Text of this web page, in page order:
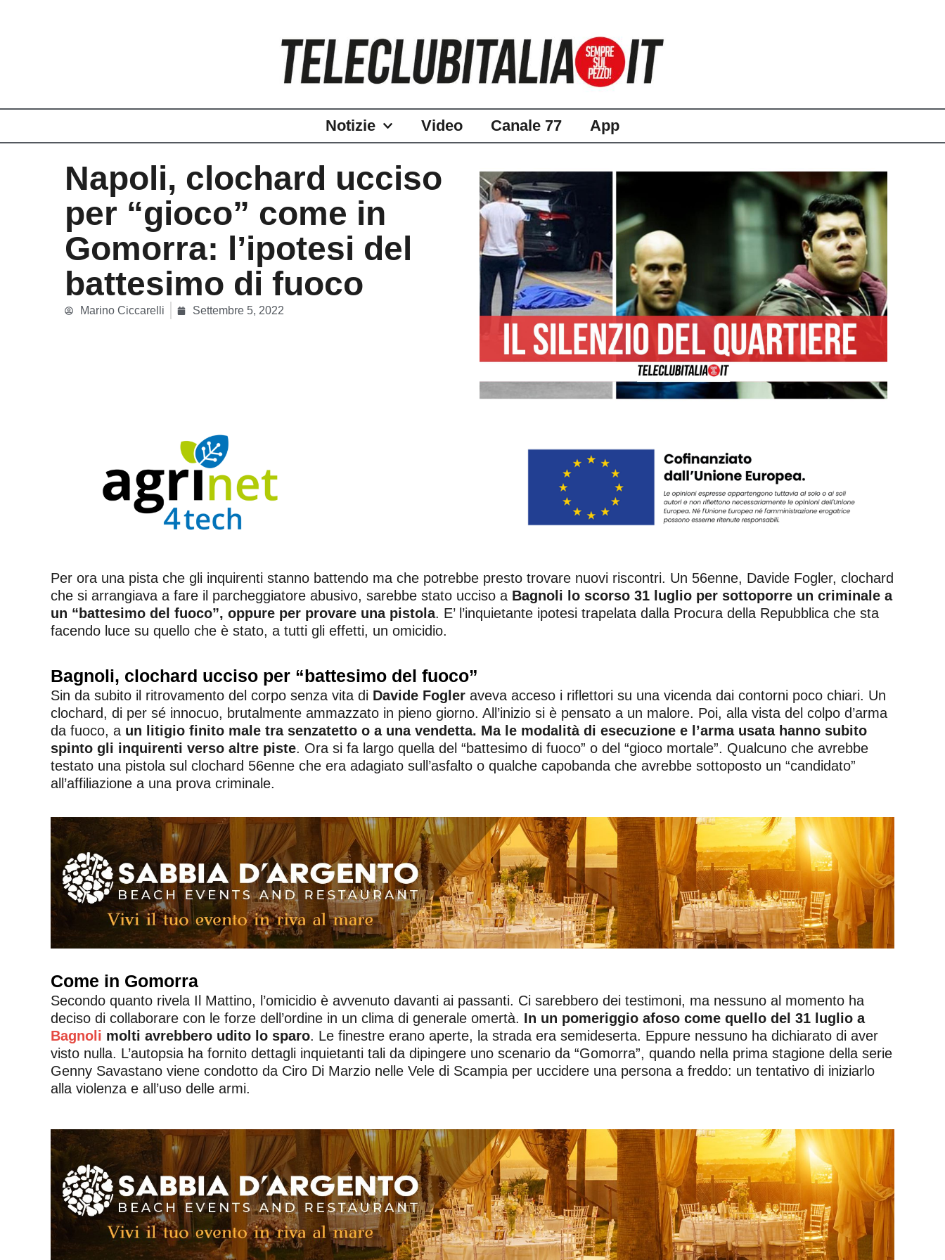
Notizie Video Canale 77 App
Napoli, clochard ucciso
per “gioco” come in
Gomorra: l’ipotesi del
battesimo di fuoco
Marino Ciccarelli Settembre 5, 2022
Per ora una pista che gli inquirenti stanno battendo ma che potrebbe presto trovare nuovi riscontri. Un 56enne, Davide Fogler, clochard
che si arrangiava a fare il parcheggiatore abusivo, sarebbe stato ucciso a Bagnoli lo scorso 31 luglio per sottoporre un criminale a
un “battesimo del fuoco”, oppure per provare una pistola. E’ l’inquietante ipotesi trapelata dalla Procura della Repubblica che sta
facendo luce su quello che è stato, a tutti gli effetti, un omicidio.
Bagnoli, clochard ucciso per “battesimo del fuoco”
Sin da subito il ritrovamento del corpo senza vita di Davide Fogler aveva acceso i riflettori su una vicenda dai contorni poco chiari. Un
clochard, di per sé innocuo, brutalmente ammazzato in pieno giorno. All’inizio si è pensato a un malore. Poi, alla vista del colpo d’arma
da fuoco, a un litigio finito male tra senzatetto o a una vendetta. Ma le modalità di esecuzione e l’arma usata hanno subito
spinto gli inquirenti verso altre piste. Ora si fa largo quella del “battesimo di fuoco” o del “gioco mortale”. Qualcuno che avrebbe
testato una pistola sul clochard 56enne che era adagiato sull’asfalto o qualche capobanda che avrebbe sottoposto un “candidato”
all’affiliazione a una prova criminale.
Come in Gomorra
Secondo quanto rivela Il Mattino, l’omicidio è avvenuto davanti ai passanti. Ci sarebbero dei testimoni, ma nessuno al momento ha
deciso di collaborare con le forze dell’ordine in un clima di generale omertà. In un pomeriggio afoso come quello del 31 luglio a
Bagnoli molti avrebbero udito lo sparo. Le finestre erano aperte, la strada era semideserta. Eppure nessuno ha dichiarato di aver
visto nulla. L’autopsia ha fornito dettagli inquietanti tali da dipingere uno scenario da “Gomorra”, quando nella prima stagione della serie
Genny Savastano viene condotto da Ciro Di Marzio nelle Vele di Scampia per uccidere una persona a freddo: un tentativo di iniziarlo
alla violenza e all’uso delle armi.